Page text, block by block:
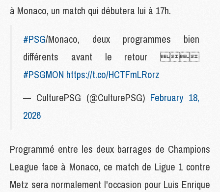
à Monaco, un match qui débutera lui à 17h.
#PSG/Monaco, deux programmes bien
différents avant le retour 
#PSGMON https://t.co/HCTFmLRorz
— CulturePSG (@CulturePSG) February 18,
2026
Programmé entre les deux barrages de Champions
League face à Monaco, ce match de Ligue 1 contre
Metz sera normalement l'occasion pour Luis Enrique